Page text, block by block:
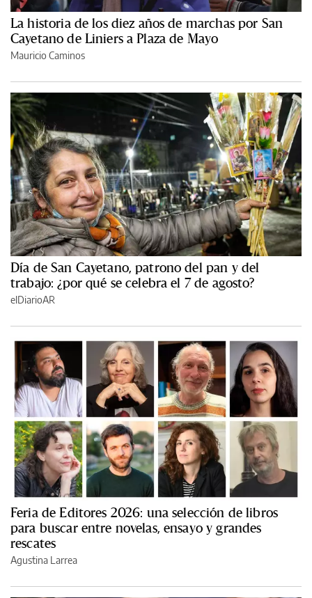
La historia de los diez años de marchas por San
Cayetano de Liniers a Plaza de Mayo
Mauricio Caminos
Día de San Cayetano, patrono del pan y del
trabajo: ¿por qué se celebra el 7 de agosto?
elDiarioAR
Feria de Editores 2026: una selección de libros
para buscar entre novelas, ensayo y grandes
rescates
Agustina Larrea